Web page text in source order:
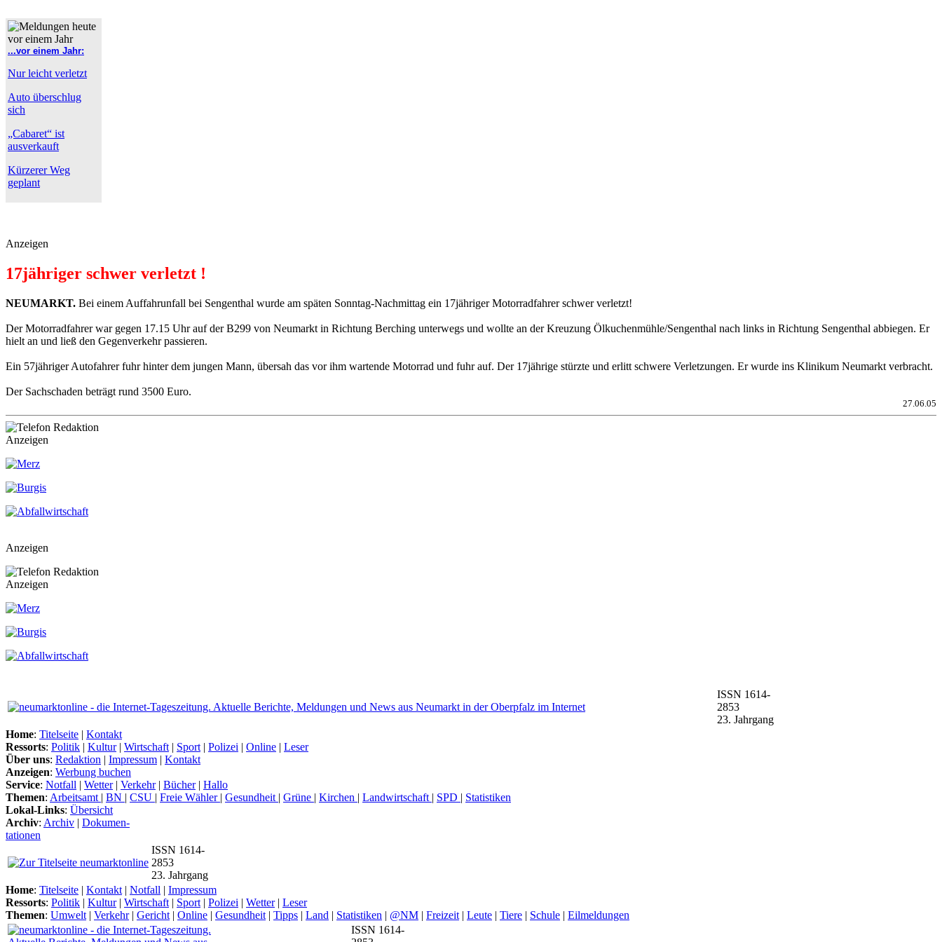
...vor einem Jahr:
Nur leicht verletzt
Auto überschlug
sich
„Cabaret“ ist
ausverkauft
Kürzerer Weg
geplant
Anzeigen
17jähriger schwer verletzt !
NEUMARKT. Bei einem Auffahrunfall bei Sengenthal wurde am späten Sonntag-Nachmittag ein 17jähriger Motorradfahrer schwer verletzt!
Der Motorradfahrer war gegen 17.15 Uhr auf der B299 von Neumarkt in Richtung Berching unterwegs und wollte an der Kreuzung Ölkuchenmühle/Sengenthal nach links in Richtung Sengenthal abbiegen. Er
hielt an und ließ den Gegenverkehr passieren.
Ein 57jähriger Autofahrer fuhr hinter dem jungen Mann, übersah das vor ihm wartende Motorrad und fuhr auf. Der 17jährige stürzte und erlitt schwere Verletzungen. Er wurde ins Klinikum Neumarkt verbracht.
Der Sachschaden beträgt rund 3500 Euro.
27.06.05
Anzeigen
Anzeigen
Anzeigen
ISSN 1614-
2853
23. Jahrgang
Home: Titelseite | Kontakt
Ressorts: Politik | Kultur| Wirtschaft | Sport | Polizei | Online | Leser
Über uns: Redaktion | Impressum | Kontakt
Anzeigen: Werbung buchen
Service: Notfall | Wetter| Verkehr| Bücher| Hallo
Themen: Arbeitsamt | BN | CSU | Freie Wähler | Gesundheit | Grüne | Kirchen | Landwirtschaft | SPD | Statistiken
Lokal-Links: Übersicht
Archiv: Archiv | Dokumen-
tationen
ISSN 1614-
2853
23. Jahrgang
Home: Titelseite | Kontakt | Notfall | Impressum
Ressorts: Politik | Kultur| Wirtschaft | Sport | Polizei | Wetter| Leser
Themen: Umwelt | Verkehr| Gericht | Online | Gesundheit | Tipps | Land | Statistiken | @NM | Freizeit | Leute | Tiere | Schule | Eilmeldungen
ISSN 1614-